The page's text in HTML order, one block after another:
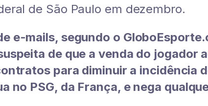
de São Paulo em dezembro.
e-mails, segundo o
de que a venda do jogador
para diminuir a incidência
no PSG, da França, e nega